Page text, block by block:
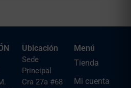
Ubicación
Sede
Principal
Cra 27a #68
Menú
Tienda
Mi cuenta